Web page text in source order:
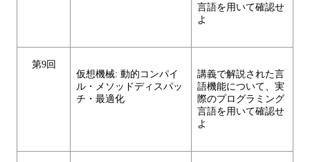
言語を用いて確認せ
よ
第9回
仮想機械: 動的コンパイ
ル・メソッドディスパッ
チ・最適化
講義で解説された言
語機能について、実
際のプログラミング
言語を用いて確認せ
よ